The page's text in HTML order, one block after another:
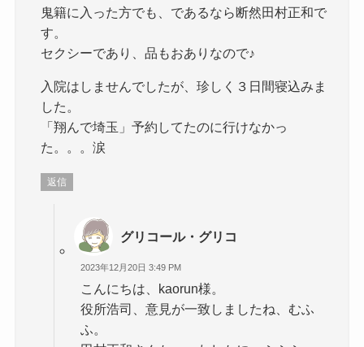
鬼籍に入った方でも、であるなら断然田村正和で
す。
セクシーであり、品もおありなので♪
入院はしませんでしたが、珍しく３日間寝込みま
した。
「翔んで埼玉」予約してたのに行けなかっ
た。。。涙
返信
グリコール・グリコ
2023年12月20日 3:49 PM
こんにちは、kaorun様。
役所浩司、意見が一致しましたね、むふ
ふ。